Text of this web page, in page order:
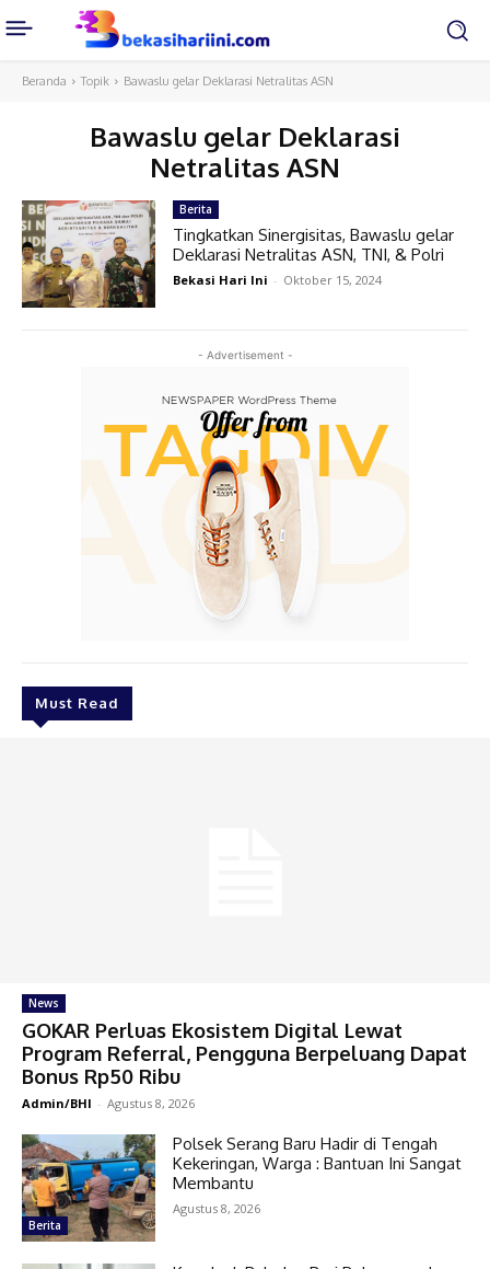
Beranda Topik Bawaslu gelar Deklarasi Netralitas ASN
Bawaslu gelar Deklarasi
Netralitas ASN
- Advertisement -
Must Read
News
GOKAR Perluas Ekosistem Digital Lewat
Program Referral, Pengguna Berpeluang Dapat
Bonus Rp50 Ribu
Admin/BHI - Agustus 8, 2026
Berita
Polsek Serang Baru Hadir di Tengah
Kekeringan, Warga : Bantuan Ini Sangat
Membantu
Agustus 8, 2026
Berita
Tingkatkan Sinergisitas, Bawaslu gelar
Deklarasi Netralitas ASN, TNI, & Polri
Bekasi Hari Ini - Oktober 15, 2024